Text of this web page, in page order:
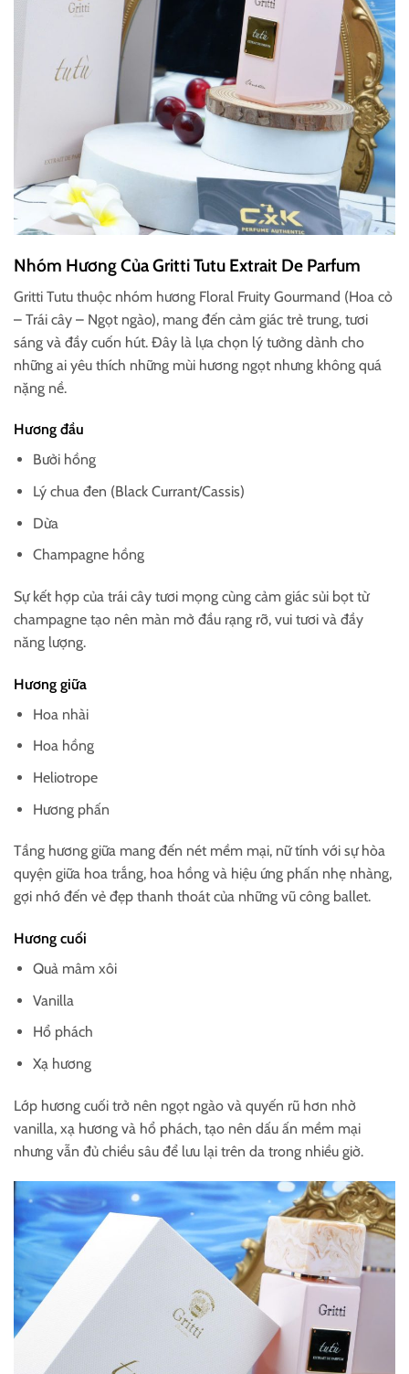
Nhóm Hương Của Gritti Tutu Extrait De Parfum
Gritti Tutu thuộc nhóm hương Floral Fruity Gourmand (Hoa cỏ
– Trái cây – Ngọt ngào), mang đến cảm giác trẻ trung, tươi
sáng và đầy cuốn hút. Đây là lựa chọn lý tưởng dành cho
những ai yêu thích những mùi hương ngọt nhưng không quá
nặng nề.
Hương đầu
Bưởi hồng
Lý chua đen (Black Currant/Cassis)
Dừa
Champagne hồng
Sự kết hợp của trái cây tươi mọng cùng cảm giác sủi bọt từ
champagne tạo nên màn mở đầu rạng rỡ, vui tươi và đầy
năng lượng.
Hương giữa
Hoa nhài
Hoa hồng
Heliotrope
Hương phấn
Tầng hương giữa mang đến nét mềm mại, nữ tính với sự hòa
quyện giữa hoa trắng, hoa hồng và hiệu ứng phấn nhẹ nhàng,
gợi nhớ đến vẻ đẹp thanh thoát của những vũ công ballet.
Hương cuối
Quả mâm xôi
Vanilla
Hổ phách
Xạ hương
Lớp hương cuối trở nên ngọt ngào và quyến rũ hơn nhờ
vanilla, xạ hương và hổ phách, tạo nên dấu ấn mềm mại
nhưng vẫn đủ chiều sâu để lưu lại trên da trong nhiều giờ.